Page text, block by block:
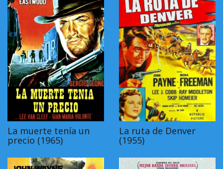
La muerte tenía un
precio (1965)
La ruta de Denver
(1955)